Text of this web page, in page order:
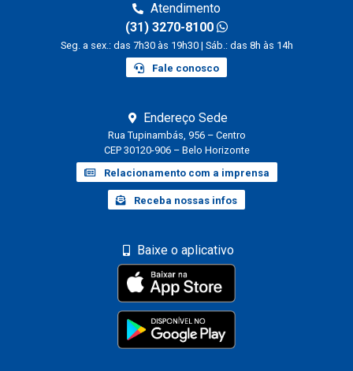
Atendimento
(31) 3270-8100
Seg. a sex.: das 7h30 às 19h30 | Sáb.: das 8h às 14h
Fale conosco
Endereço Sede
Rua Tupinambás, 956 – Centro
CEP 30120-906 – Belo Horizonte
Relacionamento com a imprensa
Receba nossas infos
Baixe o aplicativo